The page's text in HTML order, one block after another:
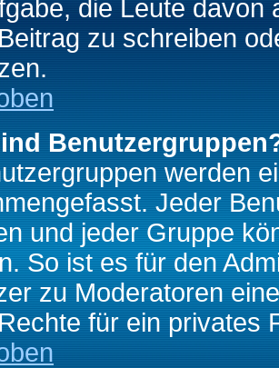
die Leute
zu schreiben
werden
Jeder
und jeder Gruppe
So ist es für den
zu Moderatoren
für ein privates